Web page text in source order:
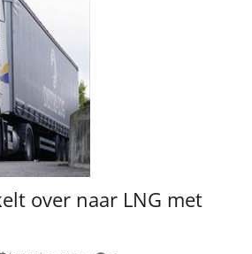
over naar LNG met